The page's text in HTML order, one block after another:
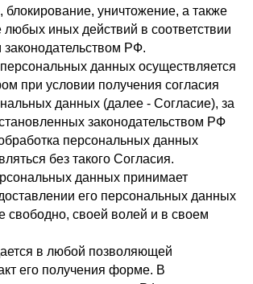
блокирование, уничтожение, а также
иных действий в соответствии
РФ.
данных осуществляется
при условии получения согласия
данных (далее - Согласие), за
законодательством РФ
персональных данных
без такого Согласия.
данных принимает
его персональных данных
свободно, своей волей и в своем
в любой позволяющей
его получения форме. В